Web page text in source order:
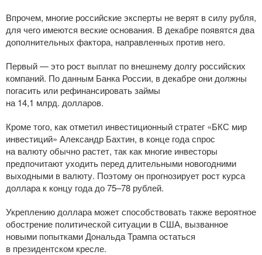
Впрочем, многие российские эксперты не верят в силу рубля,
для чего имеются веские основания. В декабре появятся два
дополнительных фактора, направленных против него.
Первый — это рост выплат по внешнему долгу российских
компаний. По данным Банка России, в декабре они должны
погасить или рефинансировать займы
на 14,1 млрд. долларов.
Кроме того, как отметил инвестиционный стратег «БКС мир
инвестиций» Александр Бахтин, в конце года спрос
на валюту обычно растет, так как многие инвесторы
предпочитают уходить перед длительными новогодними
выходными в валюту. Поэтому он прогнозирует рост курса
доллара к концу года до 75–78 рублей.
Укреплению доллара может способствовать также вероятное
обострение политической ситуации в США, вызванное
новыми попытками Дональда Трампа остаться
в президентском кресле.